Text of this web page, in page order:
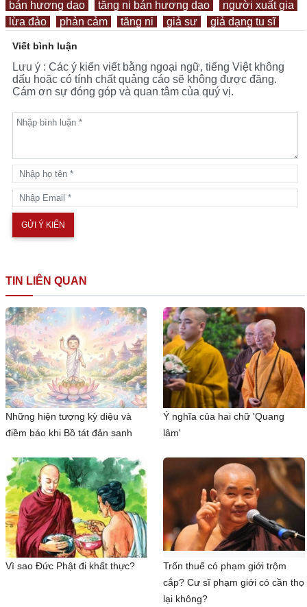
bán hương dạo tăng ni bán hương dạo
người xuất gia
lừa đảo
phản cảm tăng ni giả sư giả dạng tu sĩ
Viết bình luận
Lưu ý : Các ý kiến viết bằng ngoại ngữ, tiếng Việt không
dấu hoặc có tính chất quảng cáo sẽ không được đăng.
Cám ơn sự đóng góp và quan tâm của quý vị.
TIN LIÊN QUAN
Những hiện tượng kỳ diệu và
điềm báo khi Bồ tát đản sanh
Ý nghĩa của hai chữ 'Quang
lâm'
Vì sao Đức Phật đi khất thực?
Trốn thuế có phạm giới trộm
cắp? Cư sĩ phạm giới có cần thọ
lại không?